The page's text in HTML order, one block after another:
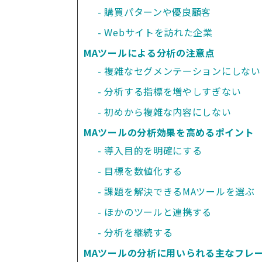
購買パターンや優良顧客
Webサイトを訪れた企業
MAツールによる分析の注意点
複雑なセグメンテーションにしない
分析する指標を増やしすぎない
初めから複雑な内容にしない
MAツールの分析効果を高めるポイント
導入目的を明確にする
目標を数値化する
課題を解決できるMAツールを選ぶ
ほかのツールと連携する
分析を継続する
MAツールの分析に用いられる主なフレ